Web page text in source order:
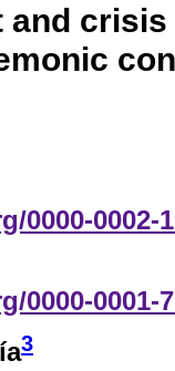
and
0000-0002-
0000-0001-
3